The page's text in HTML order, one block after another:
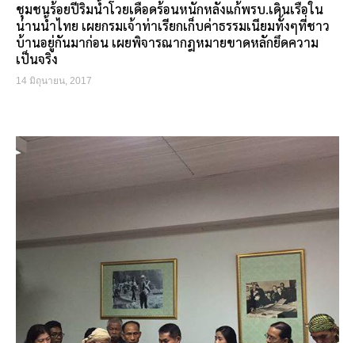
ชุมชนร้อยปีริมน้ำโวยเดือดร้อนหนักหลังแก้พรบ.เดินเรือใน
น่านน้ำไทย เผยกรมเจ้าท่าเรียกเก็บค่าธรรมเนียมทั้งๆที่ชาว
บ้านอยู่กันมาก่อน เผยพิจารณากฎหมายขาดหลักยึดความ
เป็นจริง
14 มิถุนายน, 2017